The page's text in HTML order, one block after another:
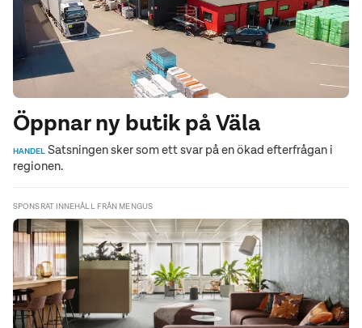
Öppnar ny butik på Väla
HANDEL Satsningen sker som ett svar på en ökad efterfrågan i
regionen.
SPONSRAT INNEHÅLL FRÅN MENGUS